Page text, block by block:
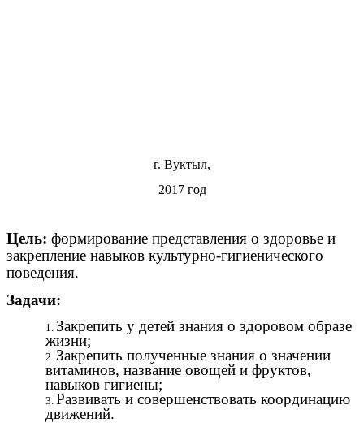
г. Вуктыл,
2017 год
Цель: формирование представления о здоровье и
закрепление навыков культурно-гигиенического
поведения.
Задачи:
Закрепить у детей знания о здоровом образе
жизни;
Закрепить полученные знания о значении
витаминов, название овощей и фруктов,
навыков гигиены;
Развивать и совершенствовать координацию
движений.